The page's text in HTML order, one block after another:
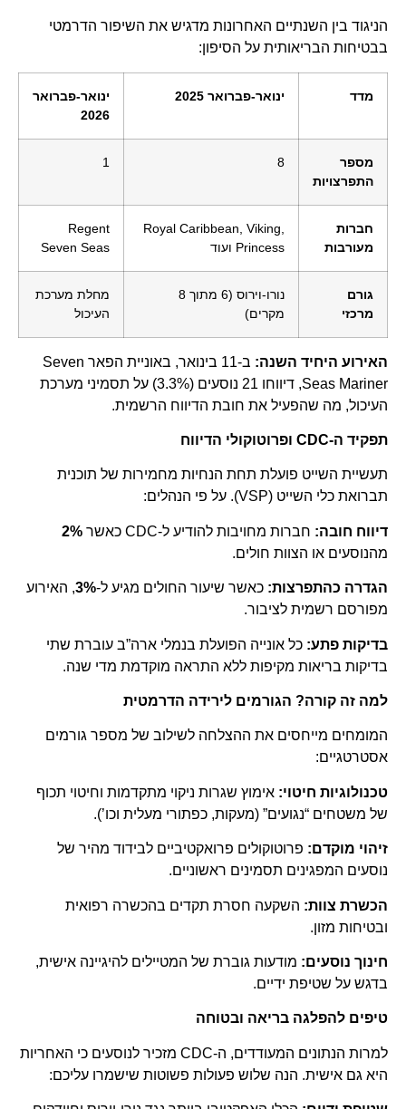
הניגוד בין השנתיים האחרונות מדגיש את השיפור הדרמטי
בבטיחות הבריאותית על הסיפון:
מדד ינואר-פברואר 2025
ינואר-פברואר
2026
מספר
התפרצויות
8
1
חברות
מעורבות
Royal Caribbean, Viking,
Princess ועוד
Regent
Seven Seas
גורם
מרכזי
נורו-וירוס (6 מתוך 8
מקרים)
מחלת מערכת
העיכול
האירוע היחיד השנה:
ב-11 בינואר, באוניית הפאר Seven
Seas Mariner, דיווחו 21 נוסעים (3.3%) על תסמיני מערכת
העיכול, מה שהפעיל את חובת הדיווח הרשמית.
תפקיד ה-CDC ופרוטוקולי הדיווח
תעשיית השייט פועלת תחת הנחיות מחמירות של תוכנית
תברואת כלי השייט (VSP). על פי הנהלים:
דיווח חובה: חברות מחויבות להודיע ל-CDC כאשר
2%
מהנוסעים או הצוות חולים.
הגדרה כהתפרצות: כאשר שיעור החולים מגיע ל-3%, האירוע
מפורסם רשמית לציבור.
בדיקות פתע: כל אונייה הפועלת בנמלי ארה”ב עוברת שתי
בדיקות בריאות מקיפות ללא התראה מוקדמת מדי שנה.
למה זה קורה? הגורמים לירידה הדרמטית
המומחים מייחסים את ההצלחה לשילוב של מספר גורמים
אסטרטגיים:
טכנולוגיות חיטוי: אימוץ שגרות ניקוי מתקדמות וחיטוי תכוף
של משטחים “נגועים” (מעקות, כפתורי מעלית וכו’).
זיהוי מוקדם: פרוטוקולים פרואקטיביים לבידוד מהיר של
נוסעים המפגינים תסמינים ראשוניים.
הכשרת צוות: השקעה חסרת תקדים בהכשרה רפואית
ובטיחות מזון.
חינוך נוסעים: מודעות גוברת של המטיילים להיגיינה אישית,
בדגש על שטיפת ידיים.
טיפים להפלגה בריאה ובטוחה
למרות הנתונים המעודדים, ה-CDC מזכיר לנוסעים כי האחריות
היא גם אישית. הנה שלוש פעולות פשוטות שישמרו עליכם: